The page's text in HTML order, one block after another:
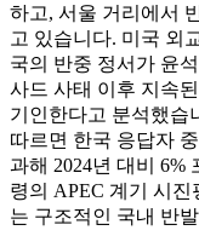
하고, 서울 거리에서
고 있습니다. 미국 외
국의 반중 정서가 윤
사드 사태 이후 지속
기인한다고 분석했습
따르면 한국 응답자
과해 2024년 대비 6%
령의 APEC 계기 시
는 구조적인 국내 반